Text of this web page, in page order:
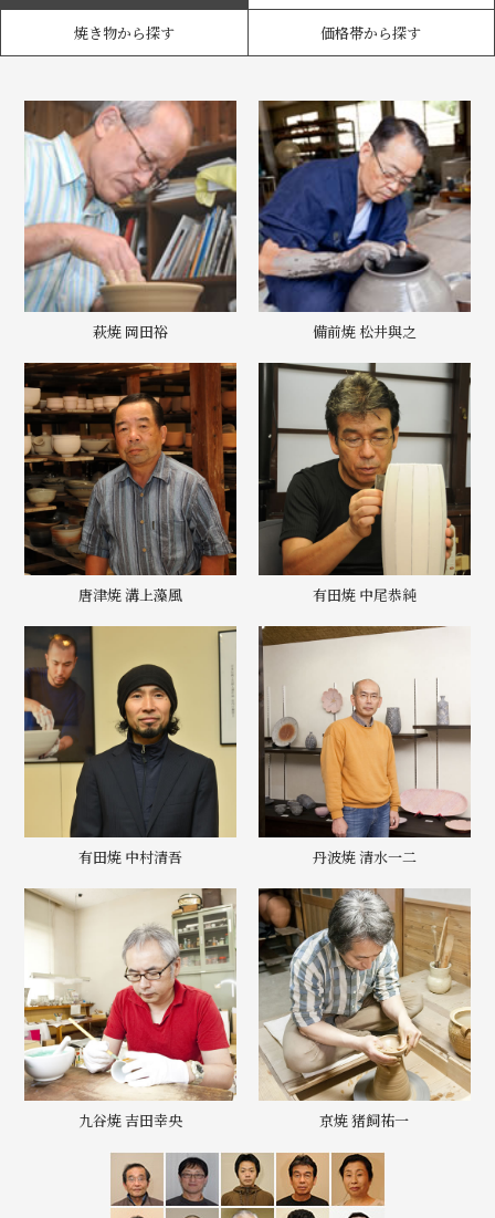
焼き物から探す 価格帯から探す
萩焼 岡田裕 備前焼 松井與之
唐津焼 溝上藻風 有田焼 中尾恭純
有田焼 中村清吾 丹波焼 清水一二
九谷焼 吉田幸央 京焼 猪飼祐一